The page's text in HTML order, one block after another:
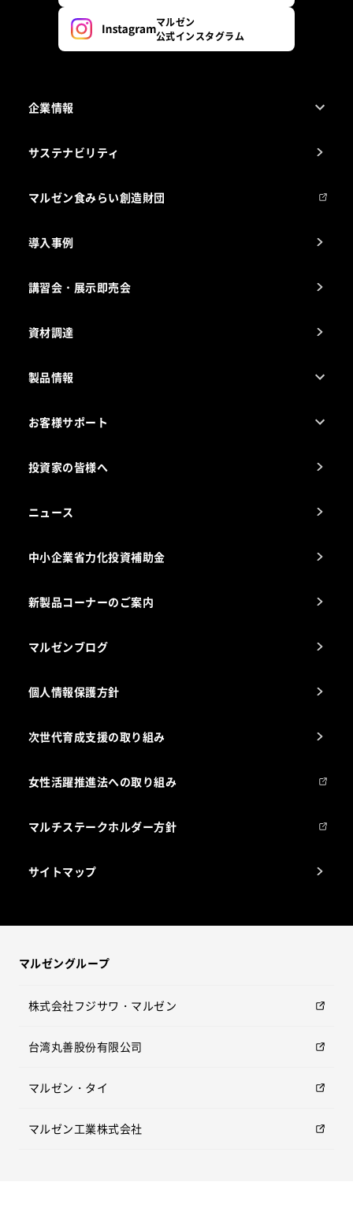
マルゼン
公式インスタグラム
企業情報
会社組織
製品の開発
事業所一覧
サステナビリティ
マルゼン食みらい創造財団
導入事例
講習会・展示即売会
資材調達
製品情報
電気・ガス別厨房機器
お客様サポート
アフターサービスお問合せ先
海外出店をご検討のお客様へ
投資家の皆様へ
ニュース
中小企業省力化投資補助金
新製品コーナーのご案内
マルゼンブログ
個人情報保護方針
次世代育成支援の取り組み
女性活躍推進法への取り組み
マルチステークホルダー方針
サイトマップ
マルゼングループ
株式会社フジサワ・マルゼン
台湾丸善股份有限公司
マルゼン・タイ
マルゼン工業株式会社